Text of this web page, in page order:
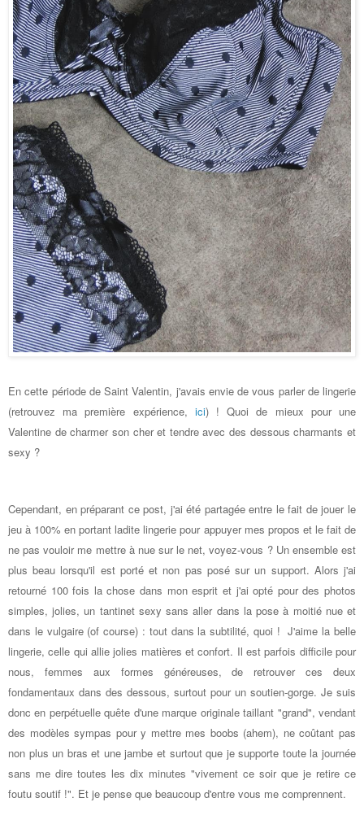
En cette période de Saint Valentin, j'avais envie de vous parler de lingerie
(retrouvez ma première expérience, ici) ! Quoi de mieux pour une
Valentine de charmer son cher et tendre avec des dessous charmants et
sexy ?
Cependant, en préparant ce post, j'ai été partagée entre le fait de jouer le
jeu à 100% en portant ladite lingerie pour appuyer mes propos et le fait de
ne pas vouloir me mettre à nue sur le net, voyez-vous ? Un ensemble est
plus beau lorsqu'il est porté et non pas posé sur un support. Alors j'ai
retourné 100 fois la chose dans mon esprit et j'ai opté pour des photos
simples, jolies, un tantinet sexy sans aller dans la pose à moitié nue et
dans le vulgaire (of course) : tout dans la subtilité, quoi !J'aime la belle
lingerie, celle qui allie jolies matières et confort. Il est parfois difficile pour
nous, femmes aux formes généreuses, de retrouver ces deux
fondamentaux dans des dessous, surtout pour un soutien-gorge. Je suis
donc en perpétuelle quête d'une marque originale taillant "grand", vendant
des modèles sympas pour y mettre mes boobs (ahem), ne coûtant pas
non plus un bras et une jambe et surtout que je supporte toute la journée
sans me dire toutes les dix minutes "vivement ce soir que je retire ce
foutu soutif !". Et je pense que beaucoup d'entre vous me comprennent.